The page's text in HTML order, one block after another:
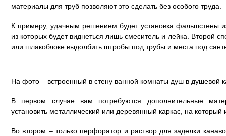
материалы для труб позволяют это сделать без особого труда.
К примеру, удачным решением будет установка фальшстены
из которых будет виднеться лишь смеситель и лейка. Второй
или шлакоблоке выдолбить штробы под трубы и места под
На фото – встроенный в стену ванной комнаты душ в душевой
В первом случае вам потребуются дополнительные
установить металлический или деревянный каркас, на который
Во втором – только перфоратор и раствор для заделки